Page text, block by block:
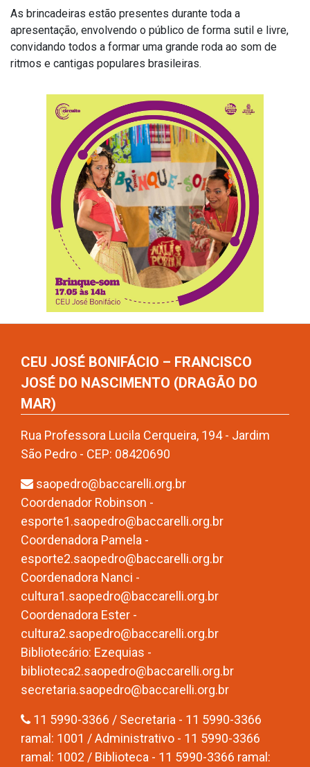
As brincadeiras estão presentes durante toda a
apresentação, envolvendo o público de forma sutil e livre,
convidando todos a formar uma grande roda ao som de
ritmos e cantigas populares brasileiras.
CEU JOSÉ BONIFÁCIO – FRANCISCO
JOSÉ DO NASCIMENTO (DRAGÃO DO
MAR)
Rua Professora Lucila Cerqueira, 194 - Jardim
São Pedro - CEP: 08420690
saopedro@baccarelli.org.br
Coordenador Robinson -
esporte1.saopedro@baccarelli.org.br
Coordenadora Pamela -
esporte2.saopedro@baccarelli.org.br
Coordenadora Nanci -
cultura1.saopedro@baccarelli.org.br
Coordenadora Ester -
cultura2.saopedro@baccarelli.org.br
Bibliotecário: Ezequias -
biblioteca2.saopedro@baccarelli.org.br
secretaria.saopedro@baccarelli.org.br
11 5990-3366 / Secretaria - 11 5990-3366
ramal: 1001 / Administrativo - 11 5990-3366
ramal: 1002 / Biblioteca - 11 5990-3366 ramal: